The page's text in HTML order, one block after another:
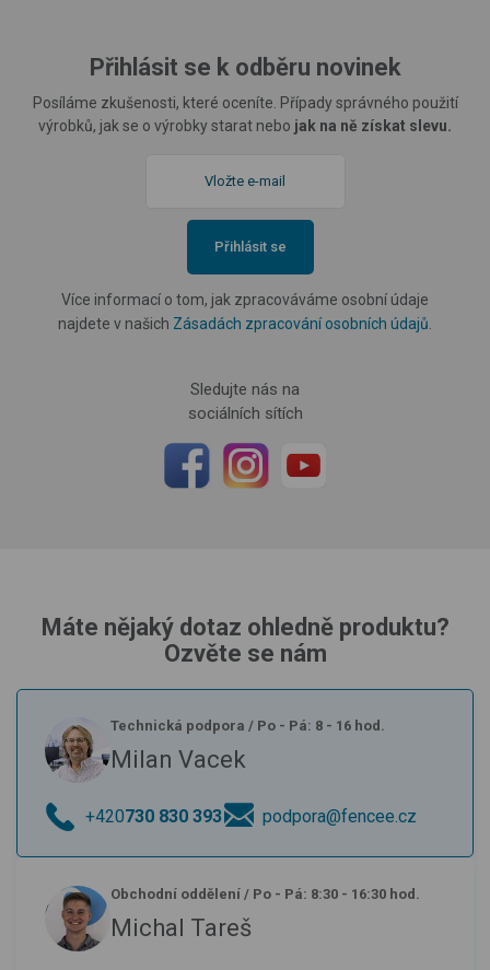
Přihlásit se k odběru novinek
Posíláme zkušenosti, které oceníte. Případy správného použití
výrobků, jak se o výrobky starat nebo jak na ně získat slevu.
Přihlásit se
Více informací o tom, jak zpracováváme osobní údaje
najdete v našich Zásadách zpracování osobních údajů
Sledujte nás na
sociálních sítích
Máte nějaký dotaz ohledně produktu?
Ozvěte se nám
Technická podpora / Po - Pá: 8 - 16 hod.
Milan Vacek
+420730 830 393 podpora@fencee.cz
Obchodní oddělení / Po - Pá: 8:30 - 16:30 hod.
Michal Tareš